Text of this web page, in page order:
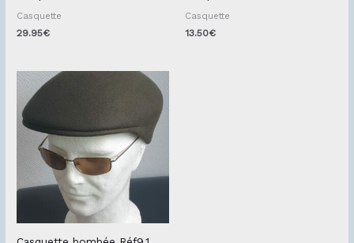
Casquette
29.95€
Casquette
13.50€